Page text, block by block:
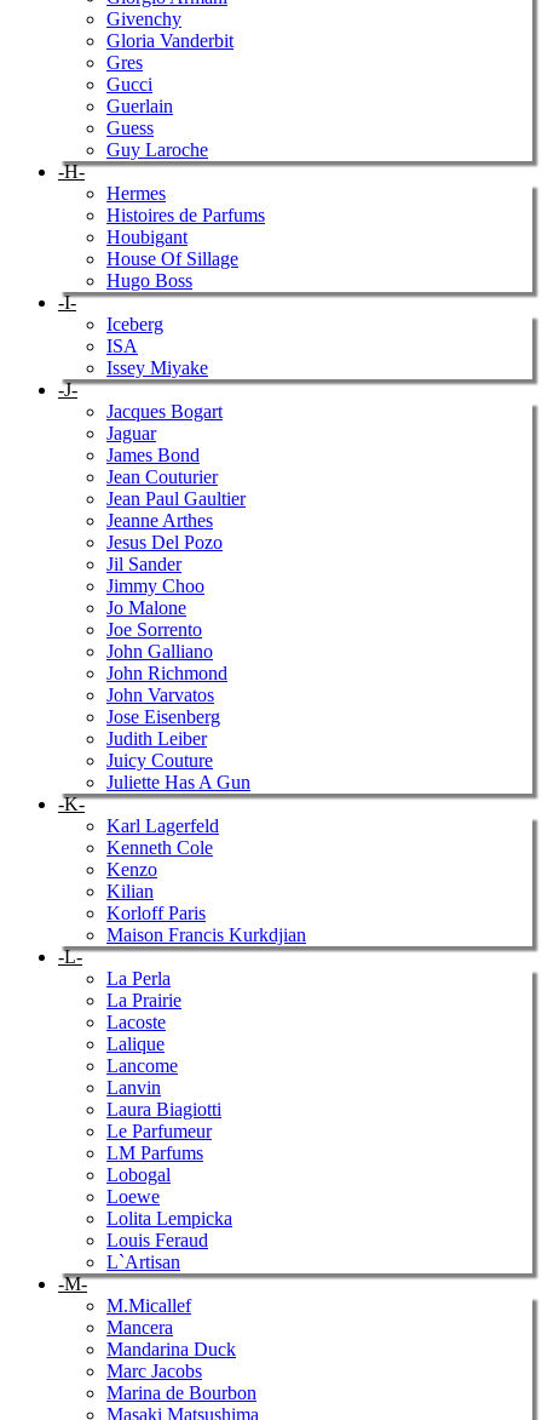
Givenchy
Gloria Vanderbit
Gres
Gucci
Guerlain
Guess
Guy Laroche
-H-
Hermes
Histoires de Parfums
Houbigant
House Of Sillage
Hugo Boss
-I-
Iceberg
ISA
Issey Miyake
-J-
Jacques Bogart
Jaguar
James Bond
Jean Couturier
Jean Paul Gaultier
Jeanne Arthes
Jesus Del Pozo
Jil Sander
Jimmy Choo
Jo Malone
Joe Sorrento
John Galliano
John Richmond
John Varvatos
Jose Eisenberg
Judith Leiber
Juicy Couture
Juliette Has A Gun
-K-
Karl Lagerfeld
Kenneth Cole
Kenzo
Kilian
Korloff Paris
Maison Francis Kurkdjian
-L-
La Perla
La Prairie
Lacoste
Lalique
Lancome
Lanvin
Laura Biagiotti
Le Parfumeur
LM Parfums
Lobogal
Loewe
Lolita Lempicka
Louis Feraud
L`Artisan
-M-
M.Micallef
Mancera
Mandarina Duck
Marc Jacobs
Marina de Bourbon
Masaki Matsushima